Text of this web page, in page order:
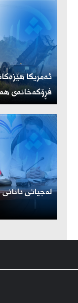
ئەمریكا
فڕۆكەخانەی
لەجیاتی